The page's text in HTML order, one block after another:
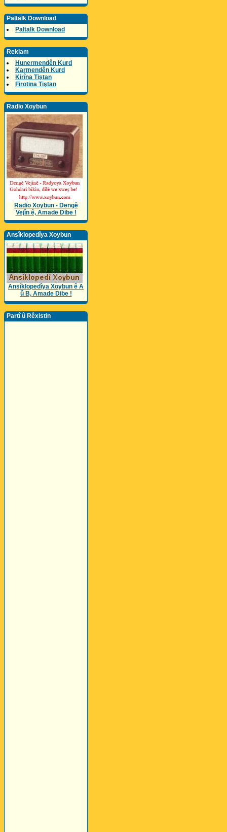
Paltalk Download
Paltalk Download
Reklam
Hunermendên Kurd
Karmendên Kurd
Kirîna Tiştan
Firotina Tiştan
Radio Xoybun
Radio Xoybun - Dengê
Vejîn ê, Amade Dibe !
Ansîklopedîya Xoybun
Ansîklopedîya Xoybun ê A
û B, Amade Dibe !
Partî û Rêxistin